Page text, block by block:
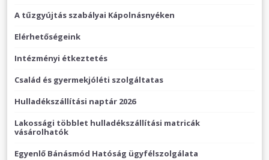
A tűzgyújtás szabályai Kápolnásnyéken
Elérhetőségeink
Intézményi étkeztetés
Család és gyermekjóléti szolgáltatas
Hulladékszállítási naptár 2026
Lakossági többlet hulladékszállítási matricák
vásárolhatók
Egyenlő Bánásmód Hatóság ügyfélszolgálata